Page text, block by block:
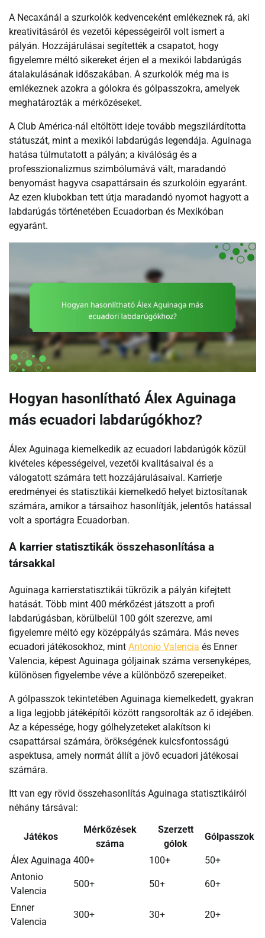
A Necaxánál a szurkolók kedvenceként emlékeznek rá, aki
kreativitásáról és vezetői képességeiről volt ismert a
pályán. Hozzájárulásai segítették a csapatot, hogy
figyelemre méltó sikereket érjen el a mexikói labdarúgás
átalakulásának időszakában. A szurkolók még ma is
emlékeznek azokra a gólokra és gólpasszokra, amelyek
meghatározták a mérkőzéseket.
A Club América-nál eltöltött ideje tovább megszilárdította
státuszát, mint a mexikói labdarúgás legendája. Aguinaga
hatása túlmutatott a pályán; a kiválóság és a
professzionalizmus szimbólumává vált, maradandó
benyomást hagyva csapattársain és szurkolóin egyaránt.
Az ezen klubokban tett útja maradandó nyomot hagyott a
labdarúgás történetében Ecuadorban és Mexikóban
egyaránt.
Hogyan hasonlítható Álex Aguinaga
más ecuadori labdarúgókhoz?
Álex Aguinaga kiemelkedik az ecuadori labdarúgók közül
kivételes képességeivel, vezetői kvalitásaival és a
válogatott számára tett hozzájárulásaival. Karrierje
eredményei és statisztikái kiemelkedő helyet biztosítanak
számára, amikor a társaihoz hasonlítják, jelentős hatással
volt a sportágra Ecuadorban.
A karrier statisztikák összehasonlítása a
társakkal
Aguinaga karrierstatisztikái tükrözik a pályán kifejtett
hatását. Több mint 400 mérkőzést játszott a profi
labdarúgásban, körülbelül 100 gólt szerezve, ami
figyelemre méltó egy középpályás számára. Más neves
ecuadori játékosokhoz, mint Antonio Valencia és Enner
Valencia, képest Aguinaga góljainak száma versenyképes,
különösen figyelembe véve a különböző szerepeiket.
A gólpasszok tekintetében Aguinaga kiemelkedett, gyakran
a liga legjobb játéképítői között rangsorolták az ő idejében.
Az a képessége, hogy gólhelyzeteket alakítson ki
csapattársai számára, örökségének kulcsfontosságú
aspektusa, amely normát állít a jövő ecuadori játékosai
számára.
Itt van egy rövid összehasonlítás Aguinaga statisztikáiról
néhány társával:
Játékos
Mérkőzések
száma
Szerzett
gólok
Gólpasszok
Álex Aguinaga 400+ 100+
50+
Antonio
Valencia
500+ 50+ 60+
Enner
Valencia
300+ 30+ 20+